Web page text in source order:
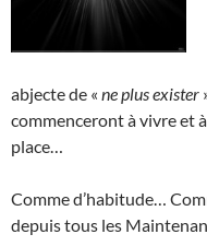
abjecte de « ne plus exister
commenceront à vivre et
place…
Comme d’habitude…
depuis tous les